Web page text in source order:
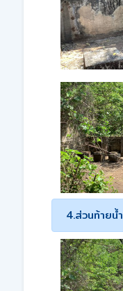
4.ส่วนท้ายน้ำ